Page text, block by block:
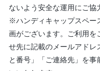
ないよう安全な運用にご協
※ハンディキャップスペー
画がございます。ご利用を
せ先に記載のメールアドレ
と番号」「ご連絡先」を